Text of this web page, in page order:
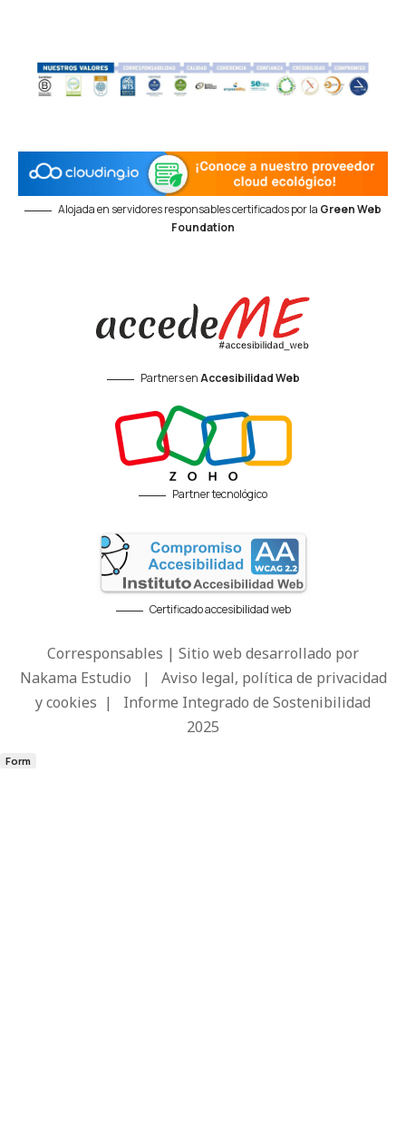
Alojada en servidores responsables certificados por la Green Web
Foundation
Partners enAccesibilidad Web
Partner tecnológico
Certificado accesibilidad web
Corresponsables | Sitio web desarrollado por
Nakama Estudio | Aviso legal, política de privacidad
y cookies | Informe Integrado de Sostenibilidad
2025
Form